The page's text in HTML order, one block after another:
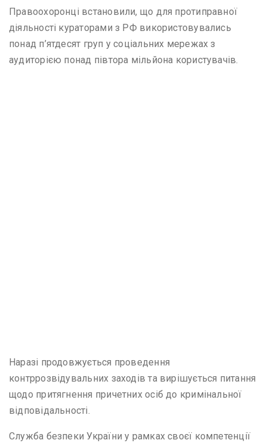
Правоохоронці встановили, що для протиправної
діяльності кураторами з РФ використовувались
понад п’ятдесят груп у соціальних мережах з
аудиторією понад півтора мільйона користувачів.
Наразі продовжується проведення
контррозвідувальних заходів та вирішується питання
щодо притягнення причетних осіб до кримінальної
відповідальності.
Служба безпеки України у рамках своєї компетенції